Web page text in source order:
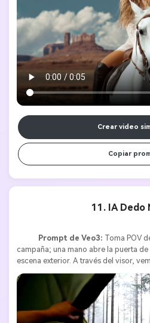
desierto abierto. La cámara sigue con
capturando tanto tomas panorámicas
planos de su expresión decidida y del
Crear video
Copiar
11. IA Dedo
Prompt de Veo3: Toma POV
campaña; una mano abre la puerta
escena exterior. A través del visor,
en un denso bosque de pinos
acerca y mira directamente a la
levanta la pata y señala con el dedo
ser cinematográfico, con detalles
resolución 4K, creando un fuerte